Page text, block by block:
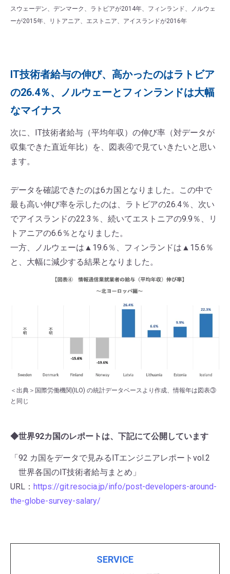
スウェーデン、デンマーク、ラトビアが2014年、フィンランド、ノルウェ
ーが2015年、リトアニア、エストニア、アイスランドが2016年
IT技術者給与の伸び、高かったのはラトビア
の26.4％、ノルウェーとフィンランドは大幅
なマイナス
次に、IT技術者給与（平均年収）の伸び率（対データが
収集できた直近年比）を、図表④で見ていきたいと思い
ます。
データを確認できたのは6カ国となりました。この中で
最も高い伸び率を示したのは、ラトビアの26.4％、次い
でアイスランドの22.3％、続いてエストニアの9.9％、リ
トアニアの6.6％となりました。
一方、ノルウェーは▲19.6％、フィンランドは▲15.6％
と、大幅に減少する結果となりました。
＜出典＞国際労働機関(ILO) の統計データベースより作成、情報年は図表③
と同じ
◆世界92カ国のレポートは、下記にて公開しています
「92 カ国をデータで見みるITエンジニアレポートvol.2
世界各国のIT技術者給与まとめ」
URL： https://git.resocia.jp/info/post-developers-around-
the-globe-survey-salary/
SERVICE